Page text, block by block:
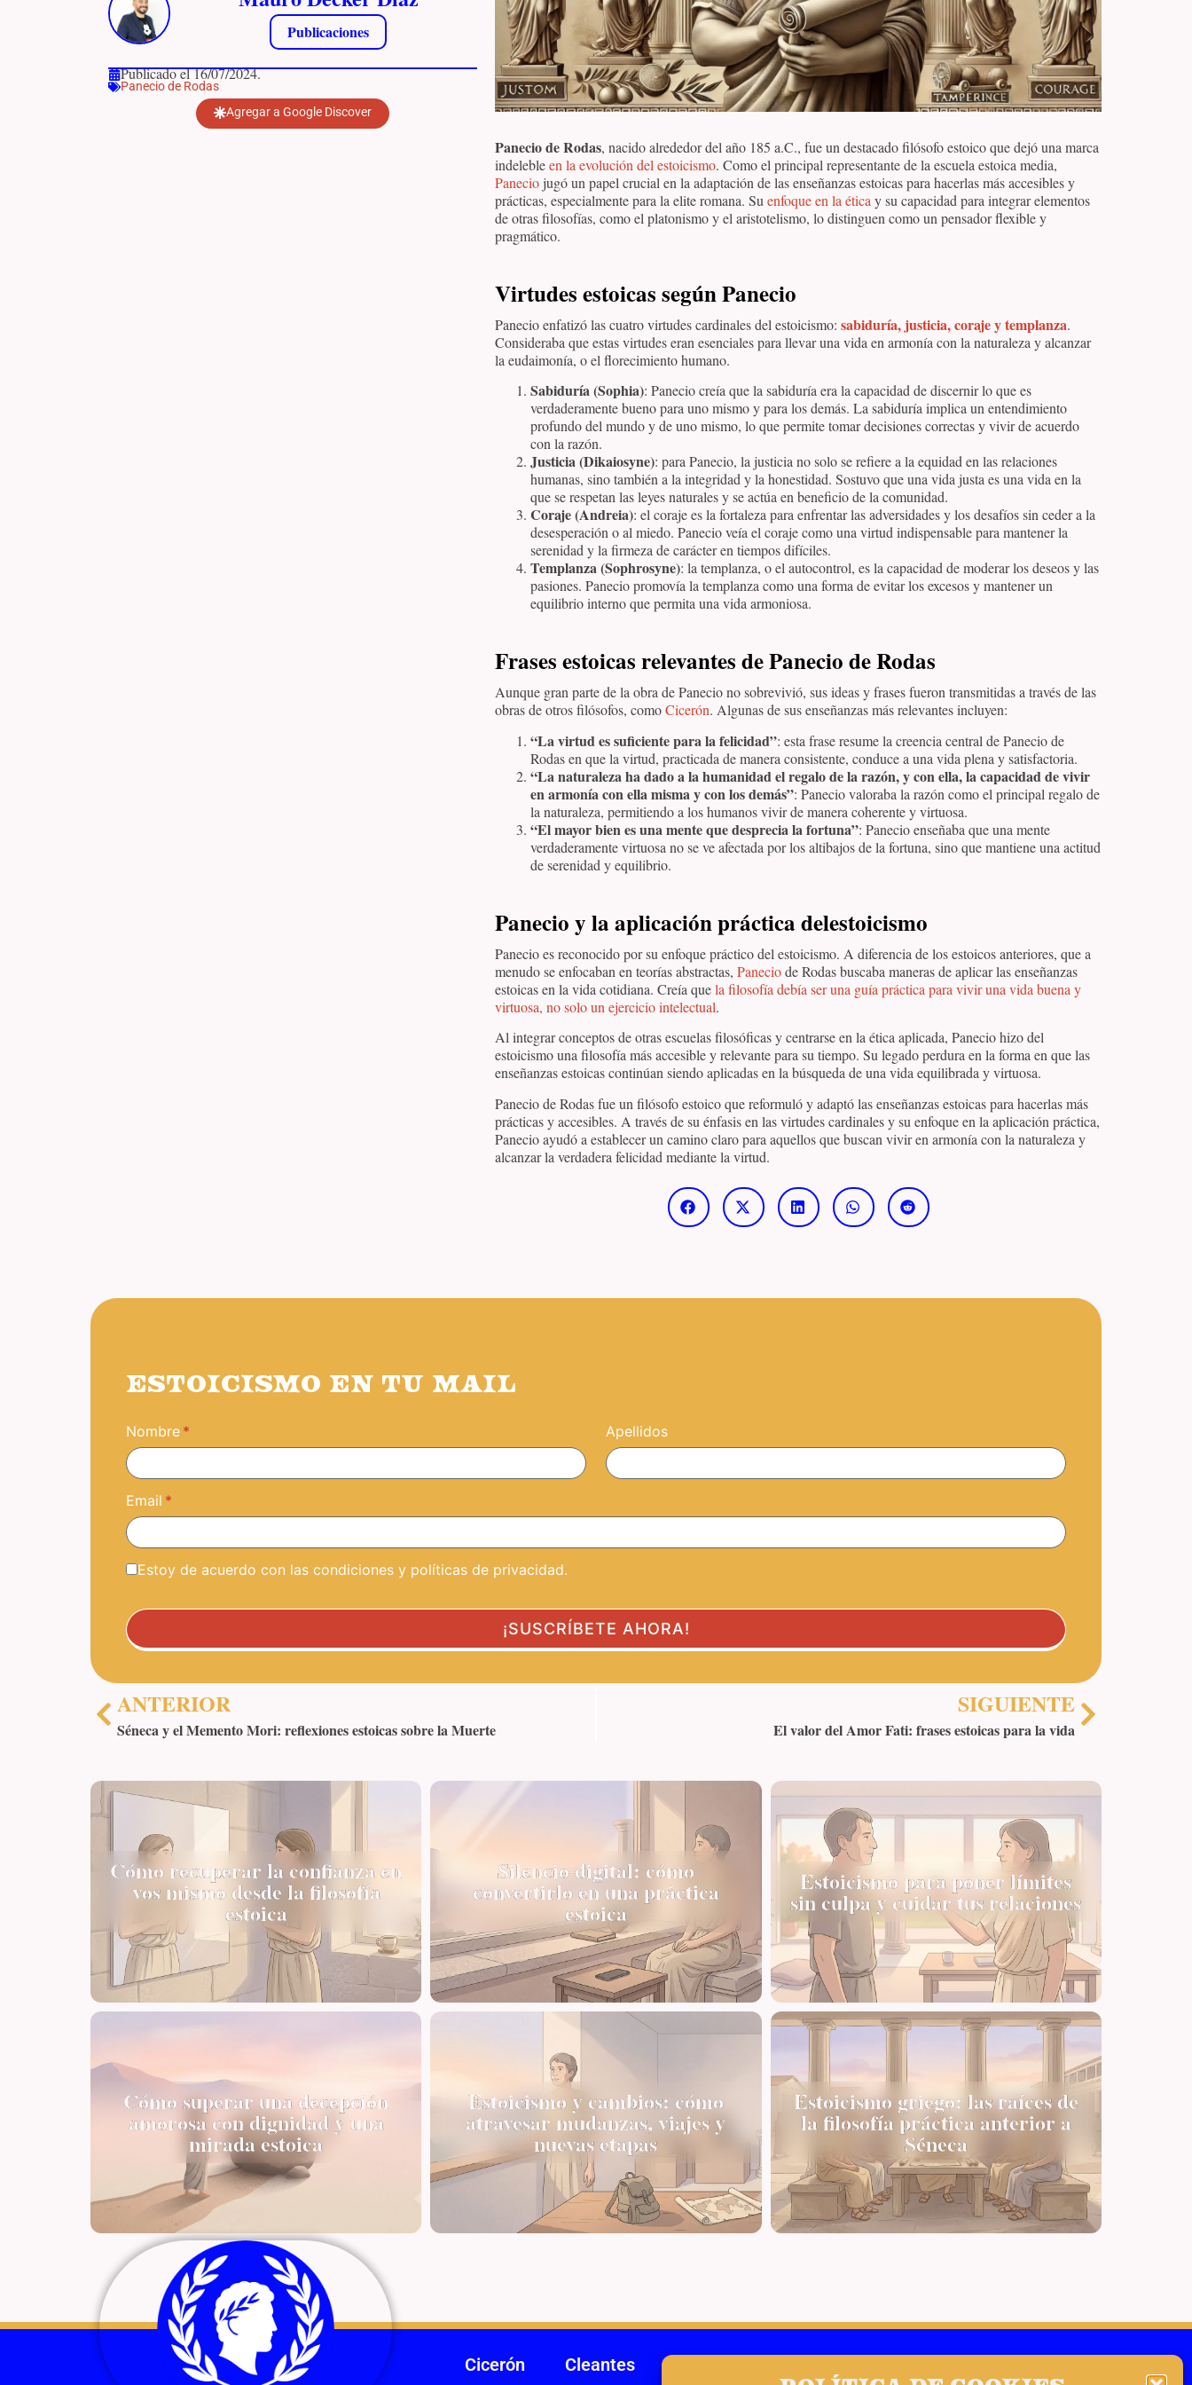
Publicaciones
Publicado el 16/07/2024.
Panecio de Rodas
Agregar a Google Discover
Panecio de Rodas, nacido alrededor del año 185 a.C., fue un destacado filósofo estoico que dejó una marca
indelebleen la evolución del estoicismo. Como el principal representante de la escuela estoica media,
Panecio jugó un papel crucial en la adaptación de las enseñanzas estoicas para hacerlas más accesibles y
prácticas, especialmente para la elite romana. Su enfoque en la ética y su capacidad para integrar elementos
de otras filosofías, como el platonismo y el aristotelismo, lo distinguen como un pensador flexible y
pragmático.
Virtudes estoicas según Panecio
Panecio enfatizó las cuatro virtudes cardinales del estoicismo: sabiduría, justicia, coraje y templanza.
Consideraba que estas virtudes eran esenciales para llevar una vida en armonía con la naturaleza y alcanzar
la eudaimonía, o el florecimiento humano.
Sabiduría (Sophia): Panecio creía que la sabiduría era la capacidad de discernir lo que es
verdaderamente bueno para uno mismo y para los demás. La sabiduría implica un entendimiento
profundo del mundo y de uno mismo, lo que permite tomar decisiones correctas y vivir de acuerdo
con la razón.
Justicia (Dikaiosyne): para Panecio, la justicia no solo se refiere a la equidad en las relaciones
humanas, sino también a la integridad y la honestidad. Sostuvo que una vida justa es una vida en la
que se respetan las leyes naturales y se actúa en beneficio de la comunidad.
Coraje (Andreia): el coraje es la fortaleza para enfrentar las adversidades y los desafíos sin ceder a la
desesperación o al miedo. Panecio veía el coraje como una virtud indispensable para mantener la
serenidad y la firmeza de carácter en tiempos difíciles.
Templanza (Sophrosyne): la templanza, o el autocontrol, es la capacidad de moderar los deseos y las
pasiones. Panecio promovía la templanza como una forma de evitar los excesos y mantener un
equilibrio interno que permita una vida armoniosa.
Frases estoicas relevantes de Panecio de Rodas
Aunque gran parte de la obra de Panecio no sobrevivió, sus ideas y frases fueron transmitidas a través de las
obras de otros filósofos, comoCicerón. Algunas de sus enseñanzas más relevantes incluyen:
“La virtud es suficiente para la felicidad”: esta frase resume la creencia central de Panecio de
Rodas en que la virtud, practicada de manera consistente, conduce a una vida plena y satisfactoria.
“La naturaleza ha dado a la humanidad el regalo de la razón, y con ella, la capacidad de vivir
en armonía con ella misma y con los demás”: Panecio valoraba la razón como el principal regalo de
la naturaleza, permitiendo a los humanos vivir de manera coherente y virtuosa.
“El mayor bien es una mente que desprecia la fortuna”: Panecio enseñaba que una mente
verdaderamente virtuosa no se ve afectada por los altibajos de la fortuna, sino que mantiene una actitud
de serenidad y equilibrio.
Panecio y la aplicación práctica delestoicismo
Panecio es reconocido por su enfoque práctico del estoicismo. A diferencia de los estoicos anteriores, que a
menudo se enfocaban en teorías abstractas, Paneciode Rodas buscaba maneras de aplicar las enseñanzas
estoicas en la vida cotidiana. Creía quela filosofía debía ser una guía práctica para vivir una vida buena y
virtuosa, no solo un ejercicio intelectual.
Al integrar conceptos de otras escuelas filosóficas y centrarse en la ética aplicada, Panecio hizo del
estoicismo una filosofía más accesible y relevante para su tiempo. Su legado perdura en la forma en que las
enseñanzas estoicas continúan siendo aplicadas en la búsqueda de una vida equilibrada y virtuosa.
Panecio de Rodas fue un filósofo estoico que reformuló y adaptó las enseñanzas estoicas para hacerlas más
prácticas y accesibles. A través de su énfasis en las virtudes cardinales y su enfoque en la aplicación práctica,
Panecio ayudó a establecer un camino claro para aquellos que buscan vivir en armonía con la naturaleza y
alcanzar la verdadera felicidad mediante la virtud.
ESTOICISMO EN TU MAIL
Nombre Apellidos
Email
Estoy de acuerdo con las condiciones y políticas de privacidad.
ANTERIOR
Séneca y el Memento Mori: reflexiones estoicas sobre la Muerte
SIGUIENTE
El valor del Amor Fati: frases estoicas para la vida
Cómo recuperar la confianza en
vos mismo desde la filosofía
estoica
Silencio digital: cómo
convertirlo en una práctica
estoica
Estoicismo para poner límites
sin culpa y cuidar tus relaciones
Cómo superar una decepción
amorosa con dignidad y una
mirada estoica
Estoicismo y cambios: cómo
atravesar mudanzas, viajes y
nuevas etapas
Estoicismo griego: las raíces de
la filosofía práctica anterior a
Séneca
Cicerón Cleantes